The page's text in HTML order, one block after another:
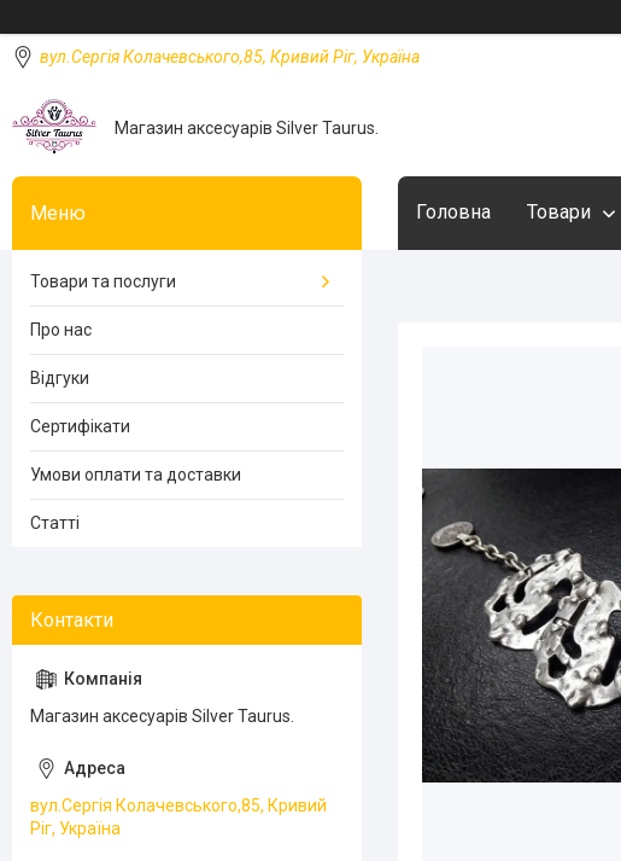
вул.Сергія Колачевського,85, Кривий Ріг, Україна
Магазин аксесуарів Silver Taurus.
Головна Товари
Товари та послуги
Про нас
Відгуки
Сертифікати
Умови оплати та доставки
Статті
Магазин аксесуарів Silver Taurus.
вул.Сергія Колачевського,85, Кривий
Ріг, Україна